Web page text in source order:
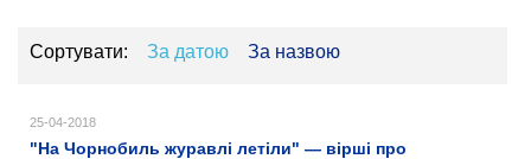
Сортувати: За датою За назвою
25-04-2018
"На Чорнобиль журавлі летіли" — вірші про